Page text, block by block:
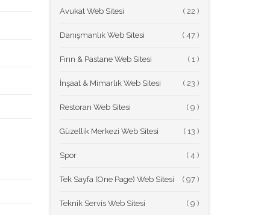
Avukat Web Sitesi (
Danışmanlık Web Sitesi (
Fırın & Pastane Web Sitesi (
İnşaat & Mimarlık Web Sitesi (
Restoran Web Sitesi (
Güzellik Merkezi Web Sitesi (
Spor (
Tek Sayfa (One Page) Web Sitesi (
Teknik Servis Web Sitesi (